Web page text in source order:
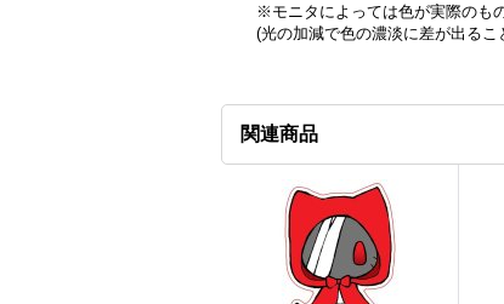
※モニタによっては色が実際のも
(光の加減で色の濃淡に差が出るこ
関連商品